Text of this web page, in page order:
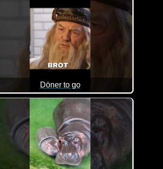
ist. Viel Spaß damit!
zu stören. Hauptsache ins Wasser :-)
Döner to go
redet man dann doch ziemlich aneinander